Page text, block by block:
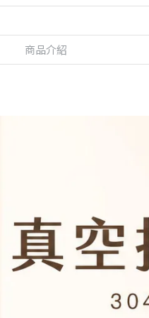
商品介紹